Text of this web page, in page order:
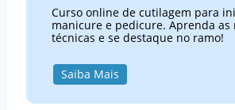
Curso online de cutilagem para
manicure e pedicure. Aprenda as
técnicas e se destaque no ramo!
Saiba Mais